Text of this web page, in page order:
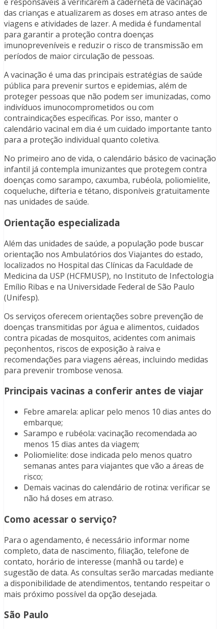
das crianças e atualizarem as doses em atraso antes de
viagens e atividades de lazer. A medida é fundamental
para garantir a proteção contra doenças
imunopreveníveis e reduzir o risco de transmissão em
períodos de maior circulação de pessoas.
A vacinação é uma das principais estratégias de saúde
pública para prevenir surtos e epidemias, além de
proteger pessoas que não podem ser imunizadas, como
indivíduos imunocomprometidos ou com
contraindicações específicas. Por isso, manter o
calendário vacinal em dia é um cuidado importante tanto
para a proteção individual quanto coletiva.
No primeiro ano de vida, o calendário básico de vacinação
infantil já contempla imunizantes que protegem contra
doenças como sarampo, caxumba, rubéola, poliomielite,
coqueluche, difteria e tétano, disponíveis gratuitamente
nas unidades de saúde.
Orientação especializada
Além das unidades de saúde, a população pode buscar
orientação nos Ambulatórios dos Viajantes do estado,
localizados no Hospital das Clínicas da Faculdade de
Medicina da USP (HCFMUSP), no Instituto de Infectologia
Emílio Ribas e na Universidade Federal de São Paulo
(Unifesp).
Os serviços oferecem orientações sobre prevenção de
doenças transmitidas por água e alimentos, cuidados
contra picadas de mosquitos, acidentes com animais
peçonhentos, riscos de exposição à raiva e
recomendações para viagens aéreas, incluindo medidas
para prevenir trombose venosa.
Principais vacinas a conferir antes de viajar
Febre amarela: aplicar pelo menos 10 dias antes do
embarque;
Sarampo e rubéola: vacinação recomendada ao
menos 15 dias antes da viagem;
Poliomielite: dose indicada pelo menos quatro
semanas antes para viajantes que vão a áreas de
risco;
Demais vacinas do calendário de rotina: verificar se
não há doses em atraso.
Como acessar o serviço?
Para o agendamento, é necessário informar nome
completo, data de nascimento, filiação, telefone de
contato, horário de interesse (manhã ou tarde) e
sugestão de data. As consultas serão marcadas mediante
a disponibilidade de atendimentos, tentando respeitar o
mais próximo possível da opção desejada.
São Paulo